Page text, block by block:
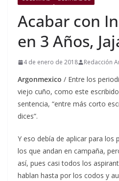
Acabar con
en 3 Años,
4 de enero de 2018 Redacción
Argonmexico / Entre los
viejo cuño, como este
sentencia, “entre más corto
dices”.
Y eso debía de aplicar para los
los que andan en campaña,
así, pues casi todos los
hablan hasta por los codos y